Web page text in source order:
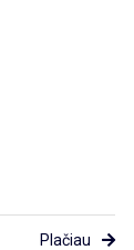
Plačiau